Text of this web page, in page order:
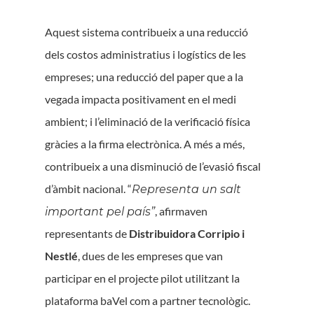
Aquest sistema contribueix a una reducció
dels costos administratius i logístics de les
empreses; una reducció del paper que a la
vegada impacta positivament en el medi
ambient; i l’eliminació de la verificació física
gràcies a la firma electrònica. A més a més,
contribueix a una disminució de l’evasió fiscal
d’àmbit nacional. “Representa un salt
important pel país”, afirmaven
representants de Distribuidora Corripio i
Nestlé, dues de les empreses que van
participar en el projecte pilot utilitzant la
plataforma baVel com a partner tecnològic.